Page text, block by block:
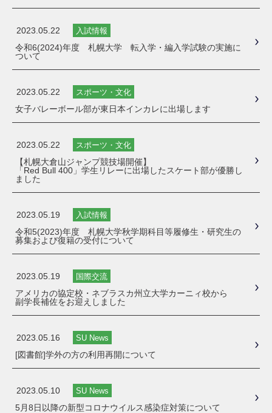
2023.05.22 入試情報
令和6(2024)年度 札幌大学 転入学・編入学試験の実施に
ついて
2023.05.22 スポーツ・文化
女子バレーボール部が東日本インカレに出場します
2023.05.22 スポーツ・文化
【札幌大倉山ジャンプ競技場開催】
「Red Bull 400」学生リレーに出場したスケート部が優勝し
ました
2023.05.19 入試情報
令和5(2023)年度 札幌大学秋学期科目等履修生・研究生の
募集および復籍の受付について
2023.05.19 国際交流
アメリカの協定校・ネブラスカ州立大学カーニィ校から
副学長補佐をお迎えしました
2023.05.16 SU News
[図書館]学外の方の利用再開について
2023.05.10 SU News
5月8日以降の新型コロナウイルス感染症対策について